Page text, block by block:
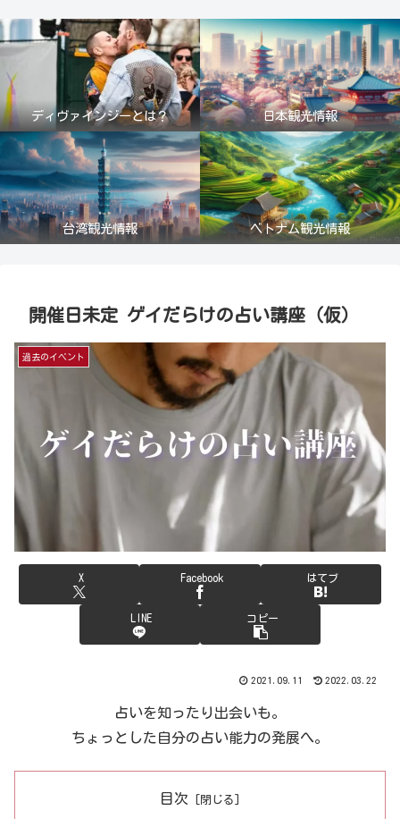
ディヴァインジーとは？ 日本観光情報
台湾観光情報 ベトナム観光情報
開催日未定 ゲイだらけの占い講座（仮）
過去のイベント
X Facebook はてブ
LINE コピー
2021.09.11 2022.03.22
占いを知ったり出会いも。
ちょっとした自分の占い能力の発展へ。
目次